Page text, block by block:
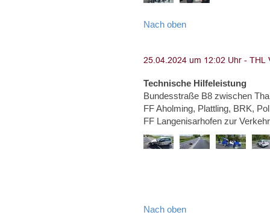
Nach oben
Technische Hilfeleistung
Bundesstraße B8 zwischen
FF Aholming, Plattling, BRK,
FF Langenisarhofen zur
Nach oben